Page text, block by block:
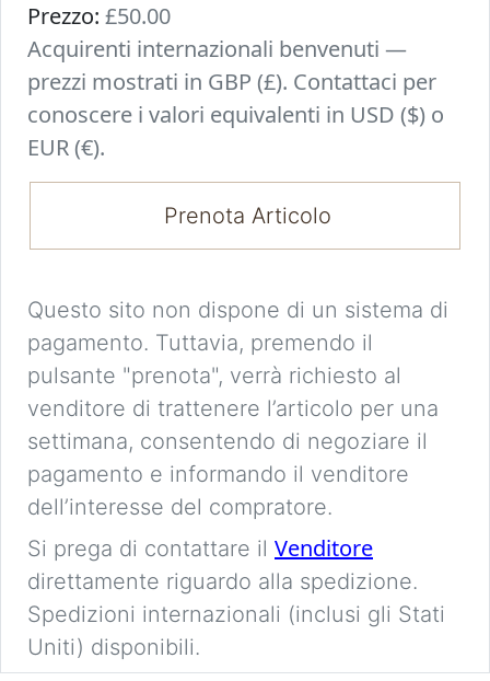
Prezzo: £50.00
Acquirenti internazionali benvenuti —
prezzi mostrati in GBP (£). Contattaci per
conoscere i valori equivalenti in USD ($) o
EUR (€).
Prenota Articolo
Questo sito non dispone di un sistema di
pagamento. Tuttavia, premendo il
pulsante "prenota", verrà richiesto al
venditore di trattenere l’articolo per una
settimana, consentendo di negoziare il
pagamento e informando il venditore
dell’interesse del compratore.
Si prega di contattare il Venditore
direttamente riguardo alla spedizione.
Spedizioni internazionali (inclusi gli Stati
Uniti) disponibili.